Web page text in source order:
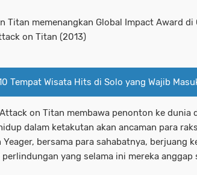
Titan memenangkan Global Impact Award
on Titan (2013)
Tempat Wisata Hits di Solo yang Wajib
on Titan membawa penonton ke dunia
dalam ketakutan akan ancaman para
Yeager, bersama para sahabatnya, berjuang
yang selama ini mereka anggap